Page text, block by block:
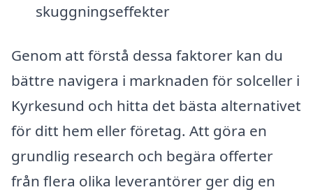
skuggningseffekter
Genom att förstå dessa faktorer kan du
bättre navigera i marknaden för solceller i
Kyrkesund och hitta det bästa alternativet
för ditt hem eller företag. Att göra en
grundlig research och begära offerter
från flera olika leverantörer ger dig en